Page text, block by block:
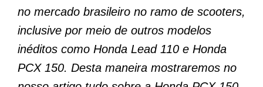
no mercado brasileiro no ramo de scooters,
inclusive por meio de outros modelos
inéditos como Honda Lead 110 e Honda
PCX 150. Desta maneira mostraremos no